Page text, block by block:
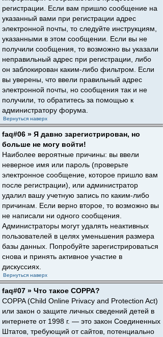
регистрации. Если вам пришло сообщение на
указанный вами при регистрации адрес
электронной почты, то следуйте инструкциям,
указанными в этом сообщении. Если вы не
получили сообщения, то возможно вы указали
неправильный адрес при регистрации, либо
он заблокирован каким-либо фильтром. Если
вы уверены, что ввели правильный адрес
электронной почты, но сообщения так и не
получили, то обратитесь за помощью к
администратору форума.
Вернуться наверх
faq#06 » Я давно зарегистрирован, но
больше не могу войти!
Наиболее вероятные причины: вы ввели
неверное имя или пароль (проверьте
электронное сообщение, которое пришло вам
после регистрации), или администратор
удалил вашу учетную запись по каким-либо
причинам. Если верно второе, то возможно вы
не написали ни одного сообщения.
Администраторы могут удалять неактивных
пользователей в целях уменьшения размера
базы данных. Попробуйте зарегистрироваться
снова и принять активное участие в
дискуссиях.
Вернуться наверх
faq#07 » Что такое COPPA?
COPPA (Child Online Privacy and Protection Act)
или закон о защите личных сведений детей в
интернете от 1998 г. — это закон Соединенных
Штатов, требующий от сайтов, потенциально